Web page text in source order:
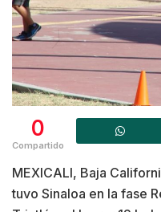
0
Compartido
MEXICALI, Baja
tuvo Sinaloa en la fase